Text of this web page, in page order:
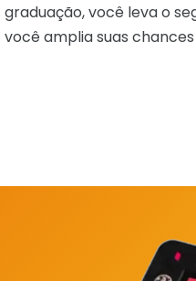
graduação, você leva o
você amplia suas